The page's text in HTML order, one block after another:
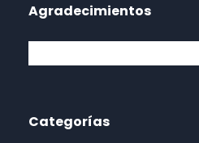
Agradecimientos
Categorías